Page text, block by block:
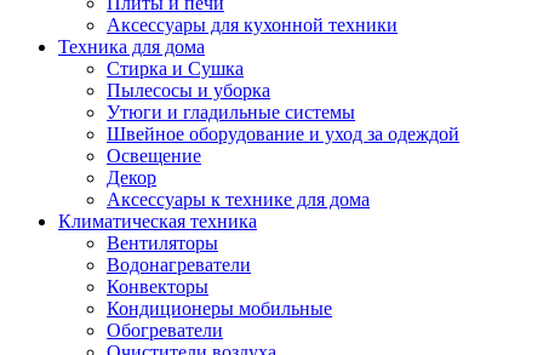
Аксессуары для кухонной техники
Техника для дома
Стирка и Сушка
Пылесосы и уборка
Утюги и гладильные системы
Швейное оборудование и уход за одеждой
Освещение
Декор
Аксессуары к технике для дома
Климатическая техника
Вентиляторы
Водонагреватели
Конвекторы
Кондиционеры мобильные
Обогреватели